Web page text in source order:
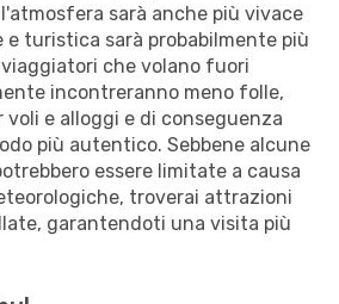
sarà anche più vivace
turistica sarà probabilmente più
che volano fuori
incontreranno meno folle,
voli e alloggi e di conseguenza
più autentico. Sebbene alcune
essere limitate a causa
troverai attrazioni
garantendoti una visita più